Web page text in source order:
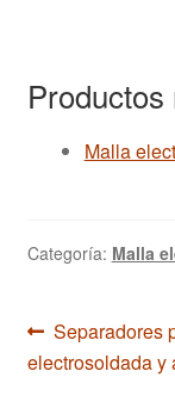
Malla
Categoría: Malla
de
Anterior:
Separadores
electrosoldada y